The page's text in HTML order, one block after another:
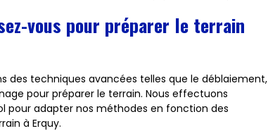
vous pour préparer le terrain
des techniques avancées telles que le déblaiement,
pour préparer le terrain. Nous effectuons
pour adapter nos méthodes en fonction des
à Erquy.